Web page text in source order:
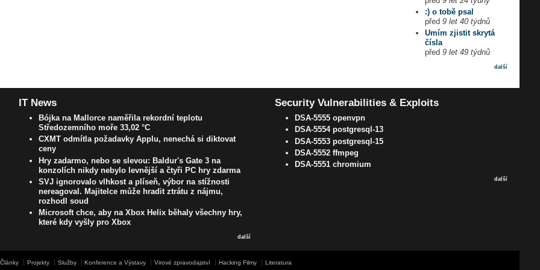
:) o tobě psal
před 9 let 40 týdnů
Umím zjistit skrytá
čísla
před 9 let 49 týdnů
další
IT News
Bójka na Mallorce naměřila rekordní teplotu
Středozemního moře 33,02 °C
CXMT odmítla požadavky Applu, nenechá si diktovat
ceny
Hry zadarmo, nebo se slevou: Baldur's Gate 3 na
konzolích nikdy nebylo levnější a čtyři PC hry zdarma
SVJ ignorovalo vlhkost a plíseň, výbor na stížnosti
nereagoval. Majitelce může hradit ztrátu z nájmu,
rozhodl soud
Microsoft chce, aby na Xbox Helix běhaly všechny hry,
které kdy vyšly pro Xbox
další
Security Vulnerabilities & Exploits
DSA-5555 openvpn
DSA-5554 postgresql-13
DSA-5553 postgresql-15
DSA-5552 ffmpeg
DSA-5551 chromium
další
Články Projekty Služby Konference a Výstavy Virové zpravodajství Hacking Filmy Literatura